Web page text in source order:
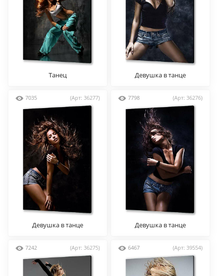
Танец Девушка в танце
7035 (Арт: 36277)
Девушка в танце
7798 (Арт: 36276)
Девушка в танце
7242 (Арт: 36275) 6467 (Арт: 39554)